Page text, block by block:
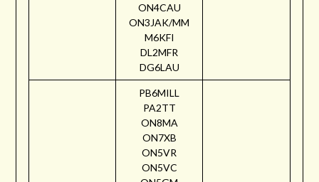
ON4CAU
ON3JAK/MM
M6KFI
DL2MFR
DG6LAU
PB6MILL
PA2TT
ON8MA
ON7XB
ON5VR
ON5VC